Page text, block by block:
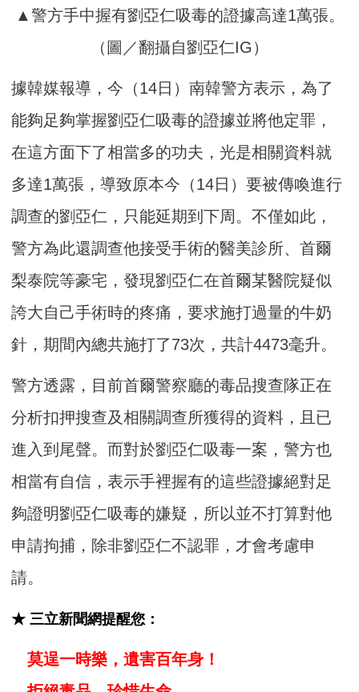
▲警方手中握有劉亞仁吸毒的證據高達1萬張。
（圖／翻攝自劉亞仁IG）
據韓媒報導，今（14日）南韓警方表示，為了
能夠足夠掌握劉亞仁吸毒的證據並將他定罪，
在這方面下了相當多的功夫，光是相關資料就
多達1萬張，導致原本今（14日）要被傳喚進行
調查的劉亞仁，只能延期到下周。不僅如此，
警方為此還調查他接受手術的醫美診所、首爾
梨泰院等豪宅，發現劉亞仁在首爾某醫院疑似
誇大自己手術時的疼痛，要求施打過量的牛奶
針，期間內總共施打了73次，共計4473毫升。
警方透露，目前首爾警察廳的毒品搜查隊正在
分析扣押搜查及相關調查所獲得的資料，且已
進入到尾聲。而對於劉亞仁吸毒一案，警方也
相當有自信，表示手裡握有的這些證據絕對足
夠證明劉亞仁吸毒的嫌疑，所以並不打算對他
申請拘捕，除非劉亞仁不認罪，才會考慮申
請。
★ 三立新聞網提醒您：
莫逞一時樂，遺害百年身！